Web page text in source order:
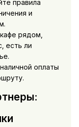
правила
и
рядом,
есть ли
оплаты